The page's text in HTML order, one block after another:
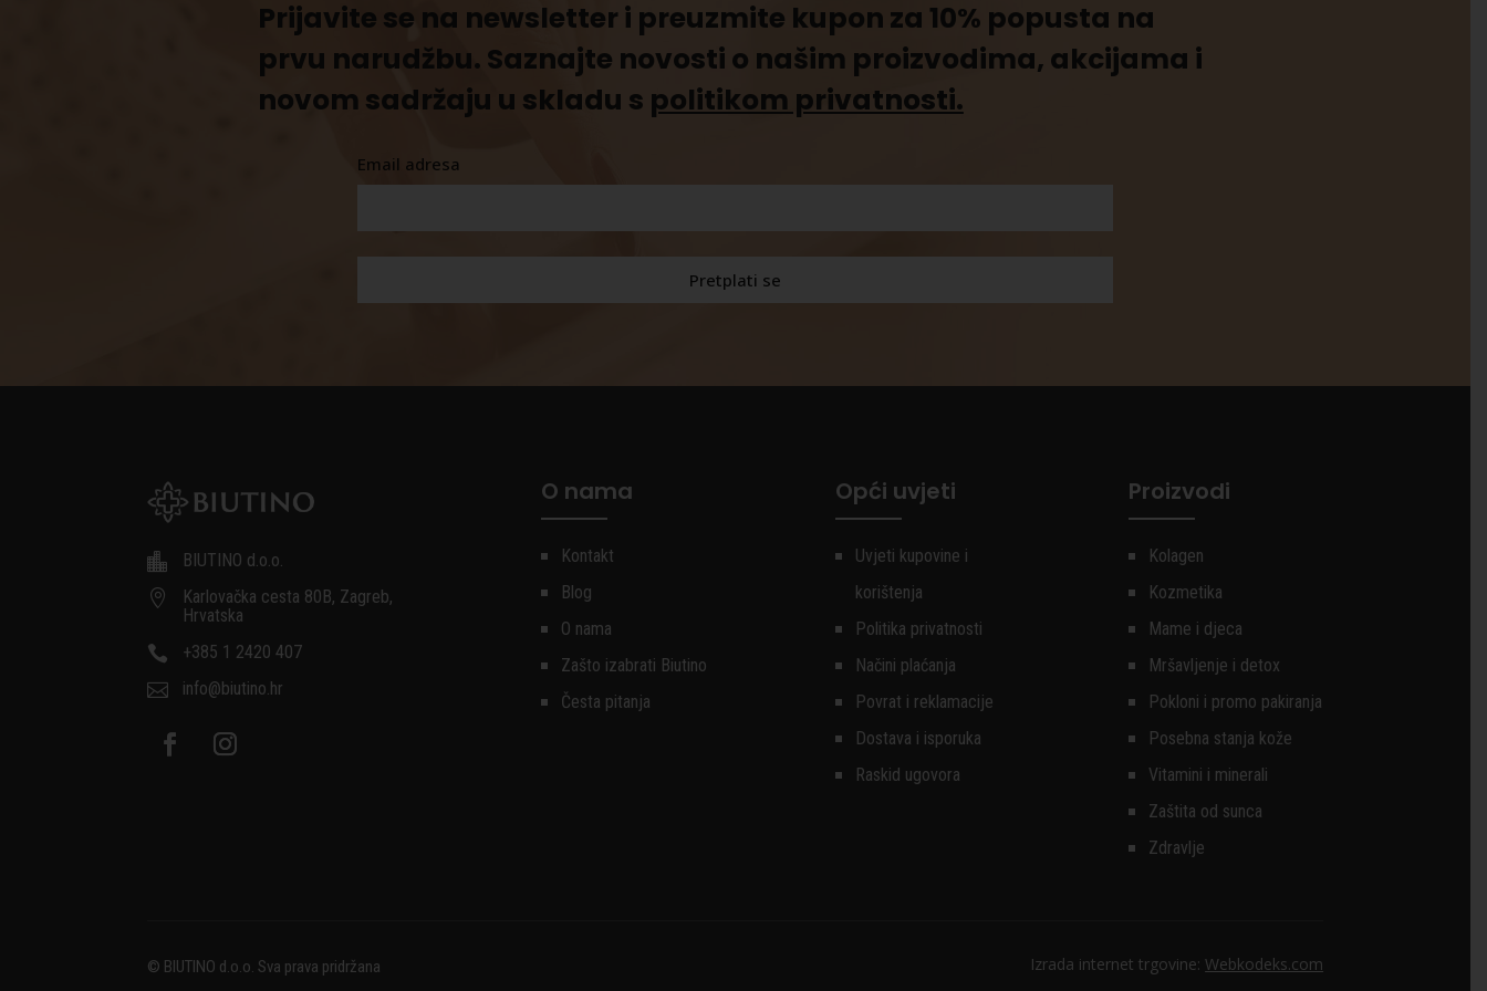
Prijavite se na newsletter i preuzmite kupon za 10% popusta na
prvu narudžbu. Saznajte novosti o našim proizvodima, akcijama i
novom sadržaju u skladu s politikom privatnosti.
Email adresa

BIUTINO d.o.o.

Karlovačka cesta 80B, Zagreb,
Hrvatska

+385 1 2420 407

info@biutino.hr
O nama
Kontakt
Blog
O nama
Zašto izabrati Biutino
Česta pitanja
Opći uvjeti
Uvjeti kupovine i
korištenja
Politika privatnosti
Načini plaćanja
Povrat i reklamacije
Dostava i isporuka
Raskid ugovora
Proizvodi
Kolagen
Kozmetika
Mame i djeca
Mršavljenje i detox
Pokloni i promo pakiranja
Posebna stanja kože
Vitamini i minerali
Zaštita od sunca
Zdravlje
© BIUTINO d.o.o. Sva prava pridržana Izrada internet trgovine:Webkodeks.com